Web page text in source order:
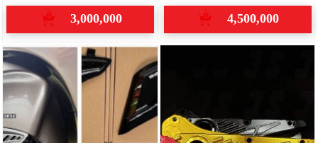
3,000,000 4,500,000